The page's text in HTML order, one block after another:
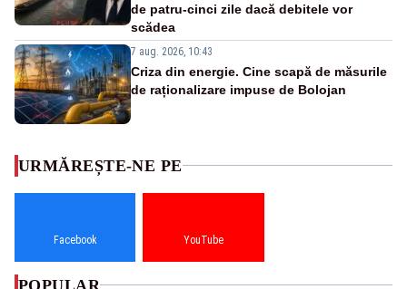
de patru-cinci zile dacă debitele vor
scădea
7 aug. 2026, 10:43
Criza din energie. Cine scapă de măsurile
de raționalizare impuse de Bolojan
URMĂREȘTE-NE PE
Facebook YouTube
POPULAR